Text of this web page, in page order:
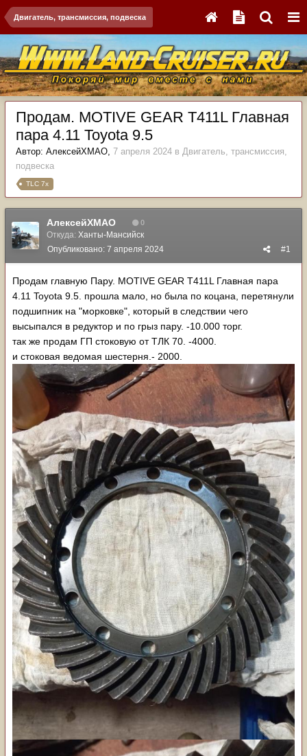
Двигатель, трансмиссия, подвеска
Продам. MOTIVE GEAR T411L Главная
пара 4.11 Toyota 9.5
Автор: АлексейХМАО, 7 апреля 2024 в Двигатель, трансмиссия,
подвеска
TLC 7x
АлексейХМАО 0
Откуда: Ханты-Мансийск
#1
Опубликовано: 7 апреля 2024
Продам главную Пару. MOTIVE GEAR T411L Главная пара
4.11 Toyota 9.5. прошла мало, но была по коцана, перетянули
подшипник на "морковке", который в следствии чего
высыпался в редуктор и по грыз пару. -10.000 торг.
так же продам ГП стоковую от ТЛК 70. -4000.
и стоковая ведомая шестерня.- 2000.